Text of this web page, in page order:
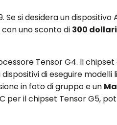
si desidera un
con uno sconto di 300 dollari
Tensor G4. Il
di eseguire modelli
in foto di gruppo e un
per il chipset Tensor G5,